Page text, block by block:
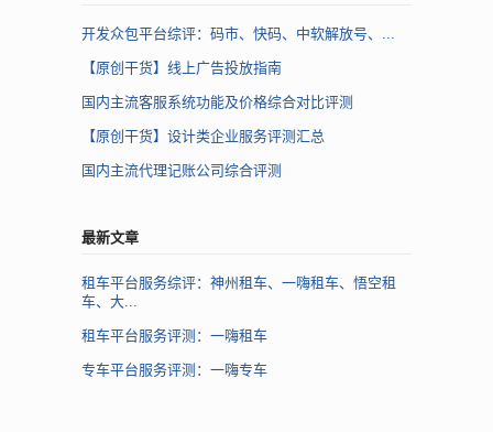
开发众包平台综评：码市、快码、中软解放号、...
【原创干货】线上广告投放指南
国内主流客服系统功能及价格综合对比评测
【原创干货】设计类企业服务评测汇总
国内主流代理记账公司综合评测
最新文章
租车平台服务综评：神州租车、一嗨租车、悟空租
车、大...
租车平台服务评测：一嗨租车
专车平台服务评测：一嗨专车